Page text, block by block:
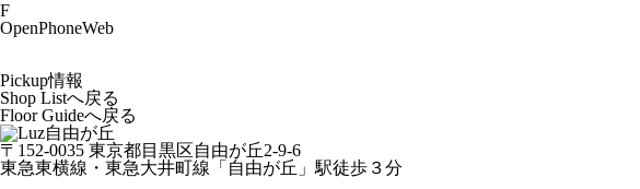
F
OpenPhoneWeb
Pickup情報
Shop Listへ戻る
Floor Guideへ戻る
〒152-0035 東京都目黒区自由が丘2-9-6
東急東横線・東急大井町線「自由が丘」駅徒歩３分